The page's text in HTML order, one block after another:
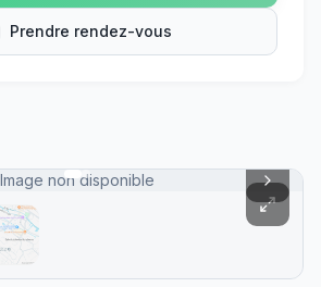
Prendre rendez-vous
Image non disponible